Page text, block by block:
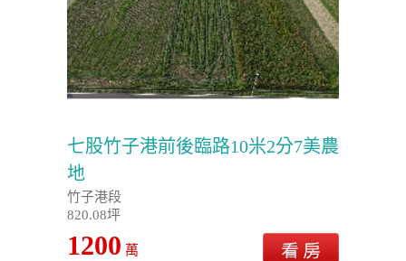
七股竹子港前後臨路10米2分7美農
地
竹子港段
820.08坪
1200 萬